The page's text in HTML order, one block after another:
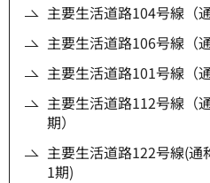
主要生活道路104号線（
主要生活道路106号線（
主要生活道路101号線（
主要生活道路112号線（
期）
主要生活道路122号線(通
1期)